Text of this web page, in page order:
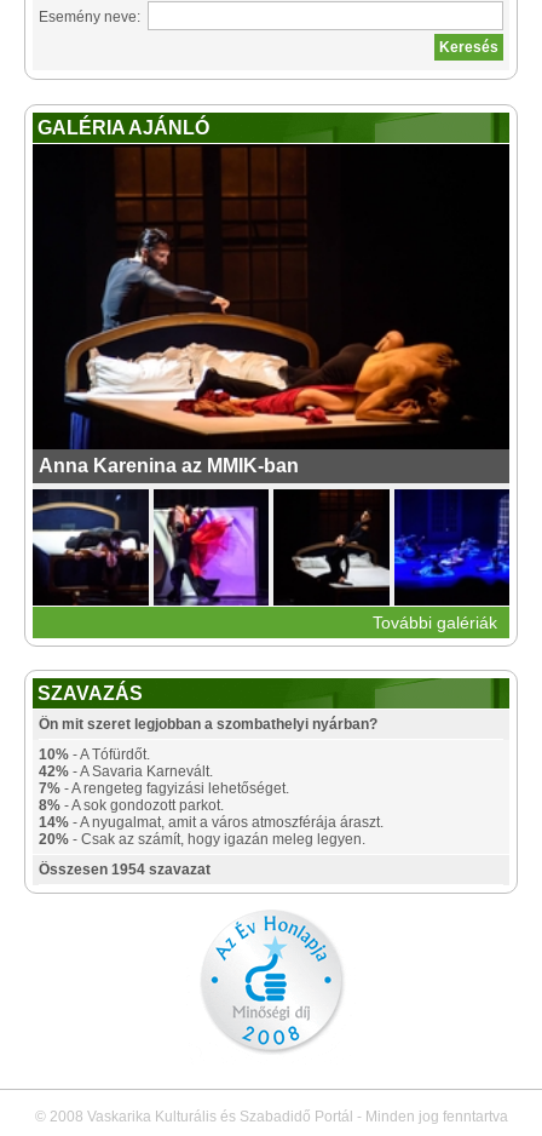
Esemény neve:
GALÉRIA AJÁNLÓ
Anna Karenina az MMIK-ban
További galériák
SZAVAZÁS
Ön mit szeret legjobban a szombathelyi nyárban?
10% - A Tófürdőt.
42% - A Savaria Karnevált.
7% - A rengeteg fagyizási lehetőséget.
8% - A sok gondozott parkot.
14% - A nyugalmat, amit a város atmoszférája áraszt.
20% - Csak az számít, hogy igazán meleg legyen.
Összesen 1954 szavazat
© 2008 Vaskarika Kulturális és Szabadidő Portál - Minden jog fenntartva